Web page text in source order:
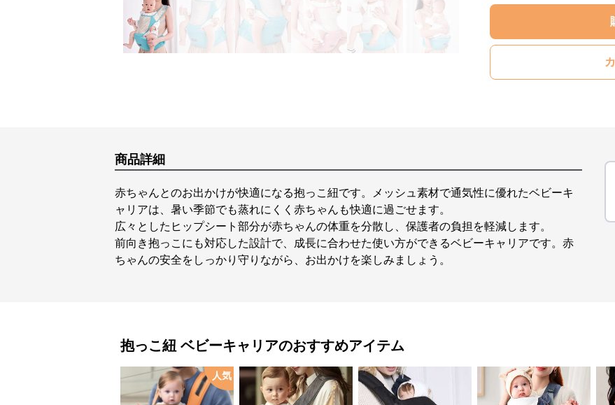
商品詳細
赤ちゃんとのお出かけが快適になる抱っこ紐です。メッシュ素材で通気性に優れたベビーキ
ャリアは、暑い季節でも蒸れにくく赤ちゃんも快適に過ごせます。
広々としたヒップシート部分が赤ちゃんの体重を分散し、保護者の負担を軽減します。
前向き抱っこにも対応した設計で、成長に合わせた使い方ができるベビーキャリアです。赤
ちゃんの安全をしっかり守りながら、お出かけを楽しみましょう。
抱っこ紐 ベビーキャリアのおすすめアイテム
人気